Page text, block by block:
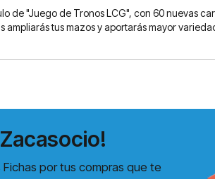
de "Juego de Tronos LCG", con 60 nuevas
ampliarás tus mazos y aportarás mayor
Fichas por tus compras que te